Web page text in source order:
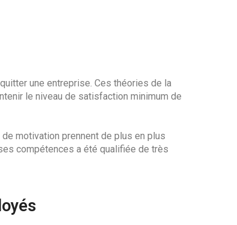
une entreprise. Ces théories de la
le niveau de satisfaction minimum de
motivation prennent de plus en plus
compétences a été qualifiée de très